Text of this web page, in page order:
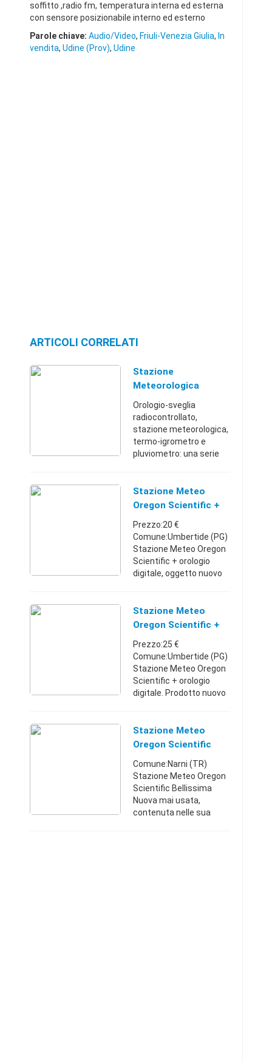
soffitto ,radio fm, temperatura interna ed esterna
con sensore posizionabile interno ed esterno
Parole chiave: Audio/Video, Friuli-Venezia Giulia, In
vendita, Udine (Prov), Udine
ARTICOLI CORRELATI
Stazione
Meteorologica
"Oregon Scientific"
BTH 668
Orologio-sveglia
radiocontrollato,
stazione meteorologica,
termo-igrometro e
pluviometro: una serie
la misurazione del
tempo, ciascuno dei
Stazione Meteo
Oregon Scientific +
Orologio
Prezzo:20 €
Comune:Umbertide (PG)
Stazione Meteo Oregon
Scientific + orologio
digitale, oggetto nuovo
etichette e garanzia.
Spedizione a carico
Stazione Meteo
Oregon Scientific +
Orologio - Umbria
Prezzo:25 €
Comune:Umbertide (PG)
Stazione Meteo Oregon
Scientific + orologio
digitale. Prodotto nuovo
tutto, sonda esterna
compresa, istruzioni e
Stazione Meteo
Oregon Scientific
Comune:Narni (TR)
Stazione Meteo Oregon
Scientific Bellissima
Nuova mai usata,
contenuta nelle sua